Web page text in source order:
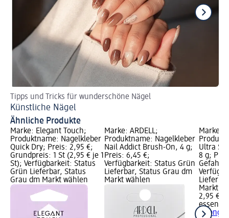
Tipps und Tricks für wunderschöne Nägel
Künstliche Nägel
Ähnliche Produkte
Marke: Elegant Touch;
Produktname: Nagelkleber
Quick Dry; Preis: 2,95 €;
Grundpreis: 1 St (2,95 € je 1
St); Verfügbarkeit: Status
Grün Lieferbar, Status
Grau dm Markt wählen
Marke: ARDELL;
Produktname: Nagelkleber
Nail Addict Brush-On, 4 g;
Preis: 6,45 €;
Verfügbarkeit: Status Grün
Lieferbar, Status Grau dm
Markt wählen
Marke:
Ultra
8 g;
Markt
2,95 €
essence
Strong